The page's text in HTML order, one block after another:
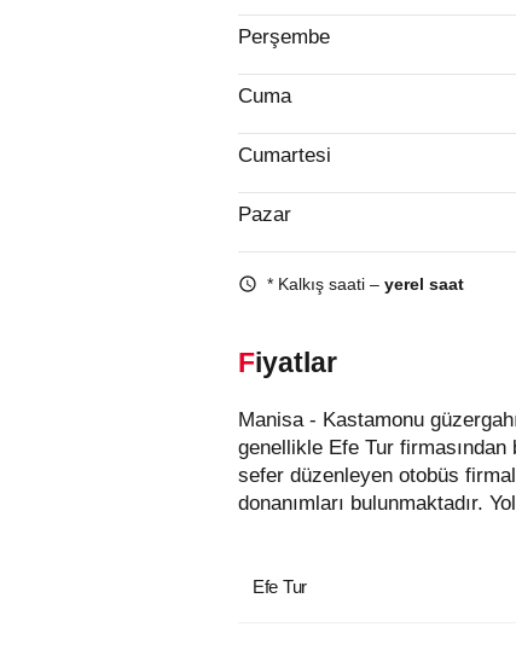
Perşembe
Cuma
Cumartesi
Pazar
* Kalkış saati – yerel saat
Fiyatlar
Manisa - Kastamonu güzergahında hizmet veren otobüs firmaları aşağıda listelenmiştir. Bu güzergahta en uygun fiyatlı biletler
genellikle Efe Tur firmasından
sefer düzenleyen otobüs
donanımları bulunmaktadır.
Efe Tur